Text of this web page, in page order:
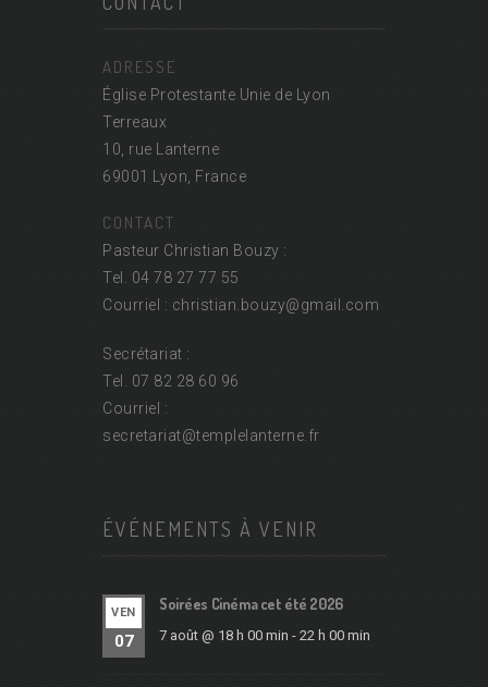
ADRESSE
Église Protestante Unie de Lyon
Terreaux
10, rue Lanterne
69001 Lyon, France
CONTACT
Pasteur Christian Bouzy :
Tel. 04 78 27 77 55
Courriel : christian.bouzy@gmail.com
Secrétariat :
Tel. 07 82 28 60 96
Courriel :
secretariat@templelanterne.fr
ÉVÉNEMENTS À VENIR
VEN
07
Soirées Cinéma cet été 2026
7 août @ 18 h 00 min - 22 h 00 min